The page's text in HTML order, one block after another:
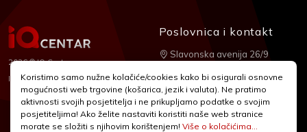
2026 © IQ Centar
Izrada:Nubilus
Poslovnica i kontakt
Slavonska avenija 26/9
+385 1 2455 950
webshop@iqcentar.hr
Pon - Pet od 9 - 17h
Koristimo samo nužne kolačiće/cookies kako bi osigurali osnovne
mogućnosti web trgovine (košarica, jezik i valuta). Ne pratimo
aktivnosti svojih posjetitelja i ne prikupljamo podatke o svojim
posjetiteljima! Ako želite nastaviti koristiti naše web stranice
morate se složiti s njihovim korištenjem! Više o kolačićima...